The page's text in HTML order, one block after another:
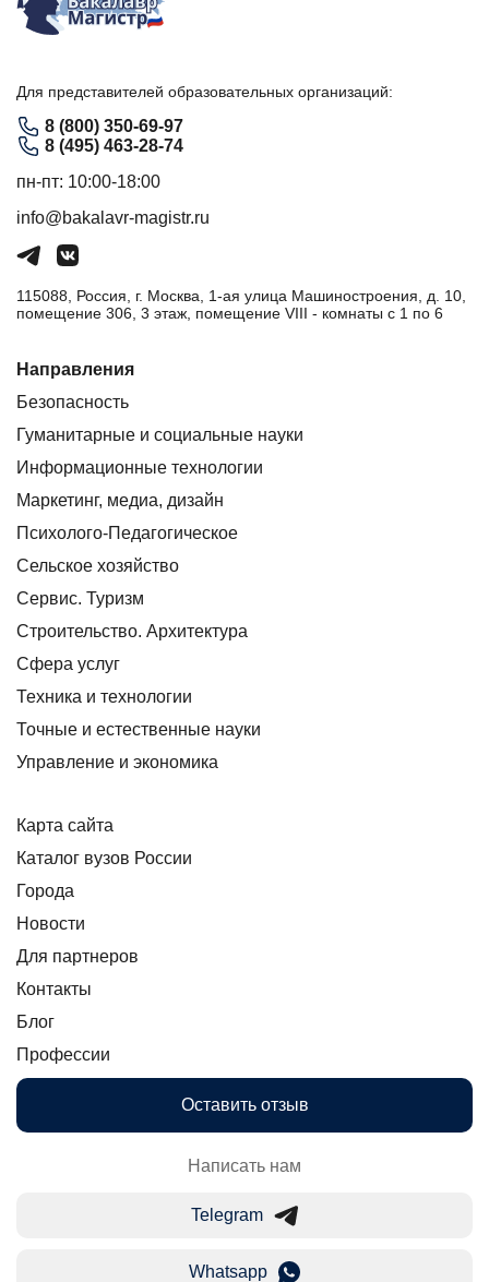
Для представителей образовательных организаций:
8 (800) 350-69-97
8 (495) 463-28-74
пн-пт: 10:00-18:00
info@bakalavr-magistr.ru
115088, Россия, г. Москва, 1-ая улица Машиностроения, д. 10,
помещение 306, 3 этаж, помещение VIII - комнаты с 1 по 6
Направления
Безопасность
Гуманитарные и социальные науки
Информационные технологии
Маркетинг, медиа, дизайн
Психолого-Педагогическое
Сельское хозяйство
Сервис. Туризм
Строительство. Архитектура
Сфера услуг
Техника и технологии
Точные и естественные науки
Управление и экономика
Карта сайта
Каталог вузов России
Города
Новости
Для партнеров
Контакты
Блог
Профессии
Оставить отзыв
Написать нам
Telegram
Whatsapp